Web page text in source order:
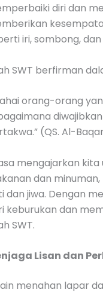
diri dan
iri, sombong,
SWT berfirman
orang-orang
(QS. Al-
mengajarkan
dan
dan jiwa. Dengan
keburukan dan
SWT.
Lisan dan
menahan lapar